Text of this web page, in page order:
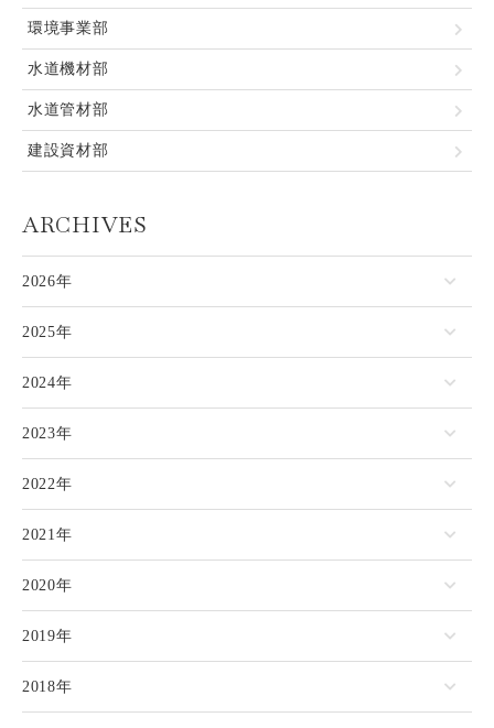
環境事業部
水道機材部
水道管材部
建設資材部
ARCHIVES
2026年
2025年
2024年
2023年
2022年
2021年
2020年
2019年
2018年